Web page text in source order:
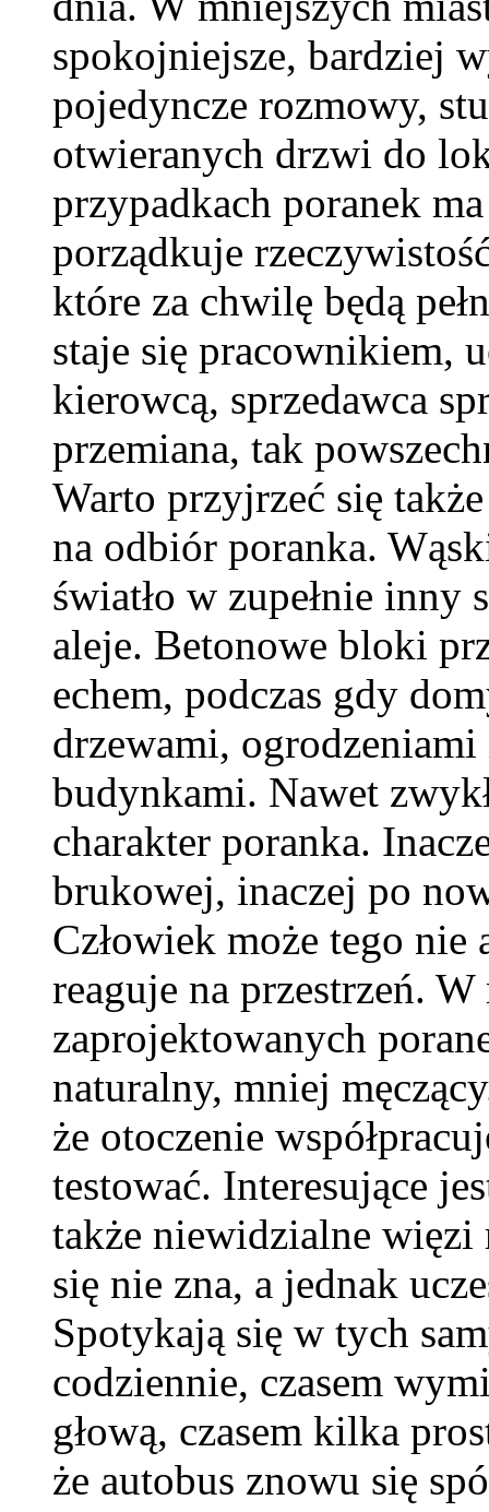
spokojniejsze, bardziej
pojedyncze rozmowy,
otwieranych drzwi do
przypadkach poranek
porządkuje
które za chwilę będą
staje się pracownikiem,
kierowcą, sprzedawca
przemiana, tak
Warto przyjrzeć się
na odbiór poranka.
światło w zupełnie inny
aleje. Betonowe bloki
echem, podczas gdy
drzewami,
budynkami. Nawet
charakter poranka.
brukowej, inaczej po
Człowiek może tego
reaguje na przestrzeń.
zaprojektowanych
naturalny, mniej
że otoczenie
testować. Interesujące
także niewidzialne
się nie zna, a jednak
Spotykają się w tych
codziennie, czasem
głową, czasem kilka
że autobus znowu się